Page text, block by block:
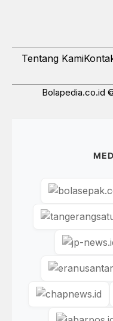
Tentang Kami
Bolapedia.co.id